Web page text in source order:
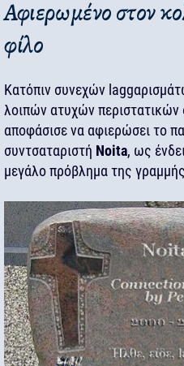
Αφιερωμένο στον
φίλο
Κατόπιν συνεχών
λοιπών ατυχών
αποφάσισε να αφιερώσει το
συντσαταριστή Noita, ως
μεγάλο πρόβλημα της